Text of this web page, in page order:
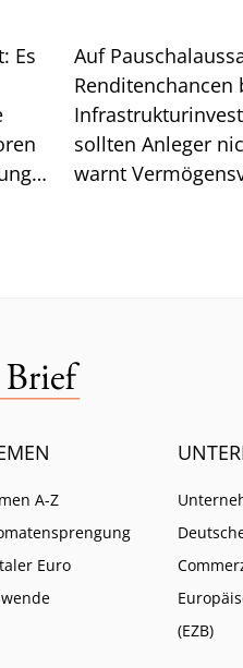
Es
Auf
Renditenchancen
sollten Anleger
warnt
A-Z
Euro
(EZB)